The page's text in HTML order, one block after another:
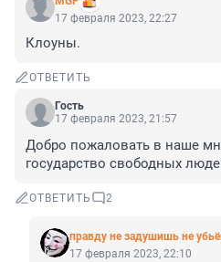
17 февраля 2023, 22:27
Клоуны.
ОТВЕТИТЬ
Гость
17 февраля 2023, 21:57
Добро пожаловать в наше
государство свободных
ОТВЕТИТЬ 2
правду не задушишь не
17 февраля 2023, 22:10